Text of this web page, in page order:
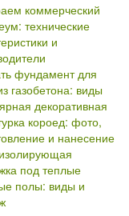
коммерческий
технические
и
фундамент для
газобетона: виды
декоративная
короед: фото,
и нанесение
под теплые
полы: виды и